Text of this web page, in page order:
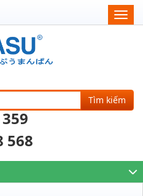
Tìm kiếm
568